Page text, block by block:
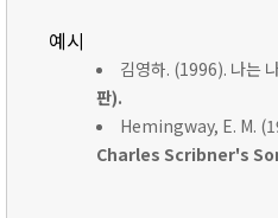
예시
김영하. (1996). 나는
판).
Hemingway, E. M.
Charles Scribner's